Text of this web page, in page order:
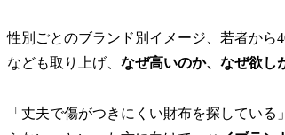
性別ごとのブランド別イメージ、若者か
なども取り上げ、 なぜ高いのか、なぜ欲し
「丈夫で傷がつきにくい財布を探してい